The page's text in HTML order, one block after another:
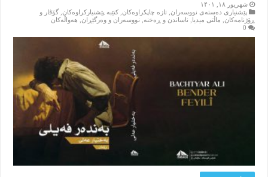
شهریور ۱۸, ۱۴۰۱
پێشنیاری ده‌سته‌ی نووسه‌ران ,تازه‌ چاپکراوه‌کان ,کتێبه‌ پێشنیارکراوه‌کان ,گۆڤار و
ڕۆژنامه‌کان
ماڵتی میدیا ناساندن و ڕه‌خنه‌ نووسه‌ران و وه‌رگێڕان
هه‌واڵه‌کان
0